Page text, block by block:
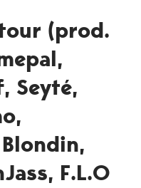
(prod.
Seyté,
F.L.O